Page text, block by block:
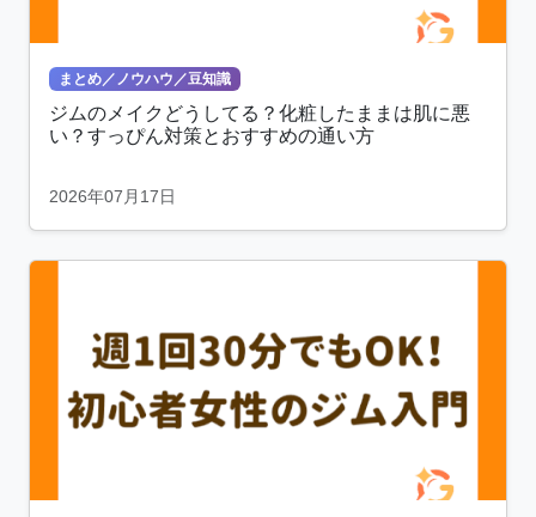
まとめ／ノウハウ／豆知識
ジムのメイクどうしてる？化粧したままは肌に悪
い？すっぴん対策とおすすめの通い方
2026年07月17日